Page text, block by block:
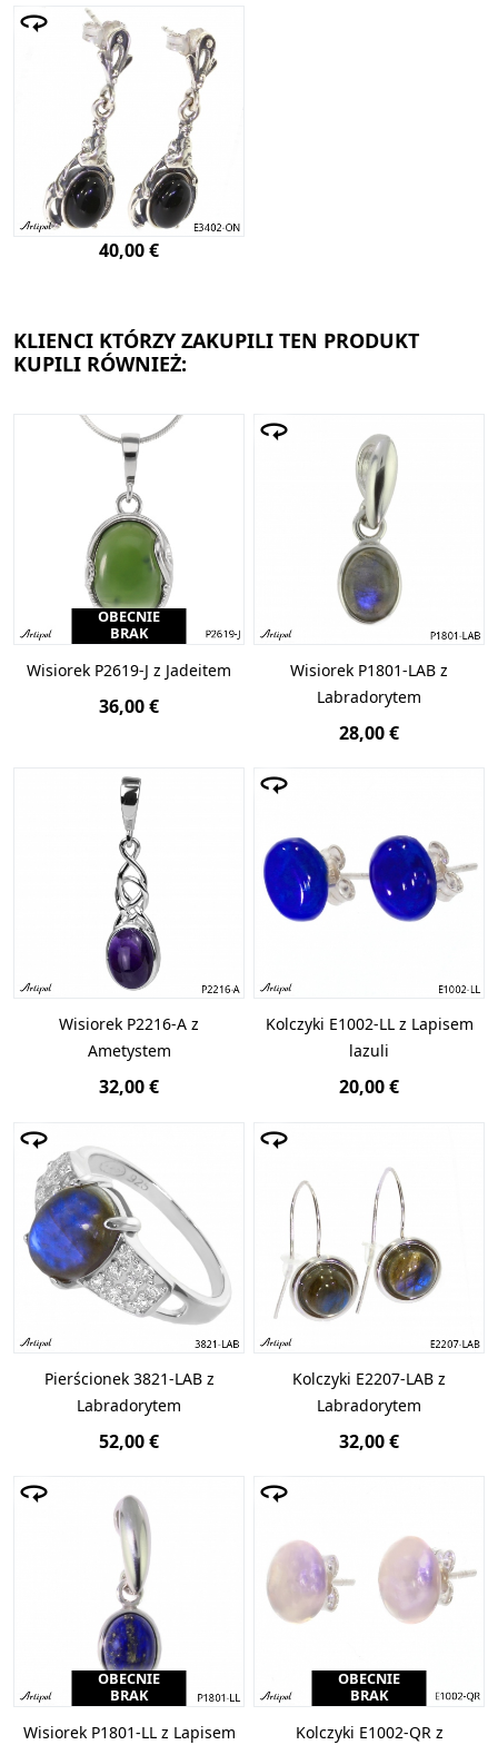
40,00 €
KLIENCI KTÓRZY ZAKUPILI TEN PRODUKT
KUPILI RÓWNIEŻ:
OBECNIE
BRAK
Wisiorek P2619-J z Jadeitem
36,00 €
Wisiorek P1801-LAB z
Labradorytem
28,00 €
Wisiorek P2216-A z
Ametystem
32,00 €
Kolczyki E1002-LL z Lapisem
lazuli
20,00 €
Pierścionek 3821-LAB z
Labradorytem
52,00 €
Kolczyki E2207-LAB z
Labradorytem
32,00 €
OBECNIE
BRAK
Wisiorek P1801-LL z Lapisem
OBECNIE
BRAK
Kolczyki E1002-QR z